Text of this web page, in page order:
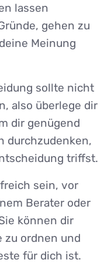
lassen
gehen zu
Meinung
sollte nicht
also überlege dir
dir genügend
durchzudenken,
triffst.
sein, vor
Berater oder
können dir
zu ordnen und
für dich ist.